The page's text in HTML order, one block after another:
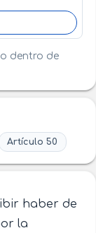
dentro de
Artículo 50
haber de
la